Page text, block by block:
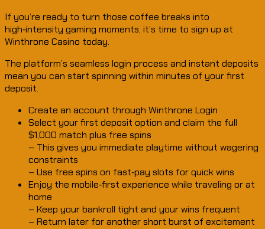
If you’re ready to turn those coffee breaks into
high‑intensity gaming moments, it’s time to sign up at
Winthrone Casino today.
The platform’s seamless login process and instant deposits
mean you can start spinning within minutes of your first
deposit.
Create an account through Winthrone Login
Select your first deposit option and claim the full
$1,000 match plus free spins
– This gives you immediate playtime without wagering
constraints
– Use free spins on fast‑pay slots for quick wins
Enjoy the mobile‑first experience while traveling or at
home
– Keep your bankroll tight and your wins frequent
– Return later for another short burst of excitement